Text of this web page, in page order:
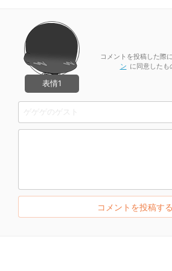
コメントを投稿した際に
ン に同意したも
表情1